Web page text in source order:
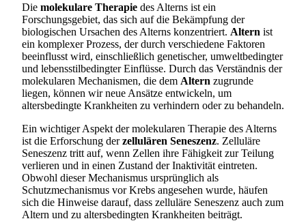
Die molekulare Therapie des Alterns ist ein
Forschungsgebiet, das sich auf die Bekämpfung der
biologischen Ursachen des Alterns konzentriert. Altern ist
ein komplexer Prozess, der durch verschiedene Faktoren
beeinflusst wird, einschließlich genetischer, umweltbedingter
und lebensstilbedingter Einflüsse. Durch das Verständnis der
molekularen Mechanismen, die dem Altern zugrunde
liegen, können wir neue Ansätze entwickeln, um
altersbedingte Krankheiten zu verhindern oder zu behandeln.
Ein wichtiger Aspekt der molekularen Therapie des Alterns
ist die Erforschung derzellulären Seneszenz. Zelluläre
Seneszenz tritt auf, wenn Zellen ihre Fähigkeit zur Teilung
verlieren und in einen Zustand der Inaktivität eintreten.
Obwohl dieser Mechanismus ursprünglich als
Schutzmechanismus vor Krebs angesehen wurde, häufen
sich die Hinweise darauf, dass zelluläre Seneszenz auch zum
Altern und zu altersbedingten Krankheiten beiträgt.